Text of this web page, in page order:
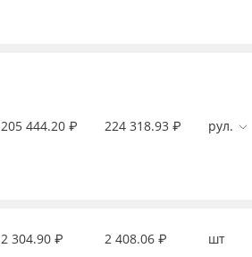
205 444.20 ₽ 224 318.93 ₽ рул.
2 304.90 ₽ 2 408.06 ₽ шт